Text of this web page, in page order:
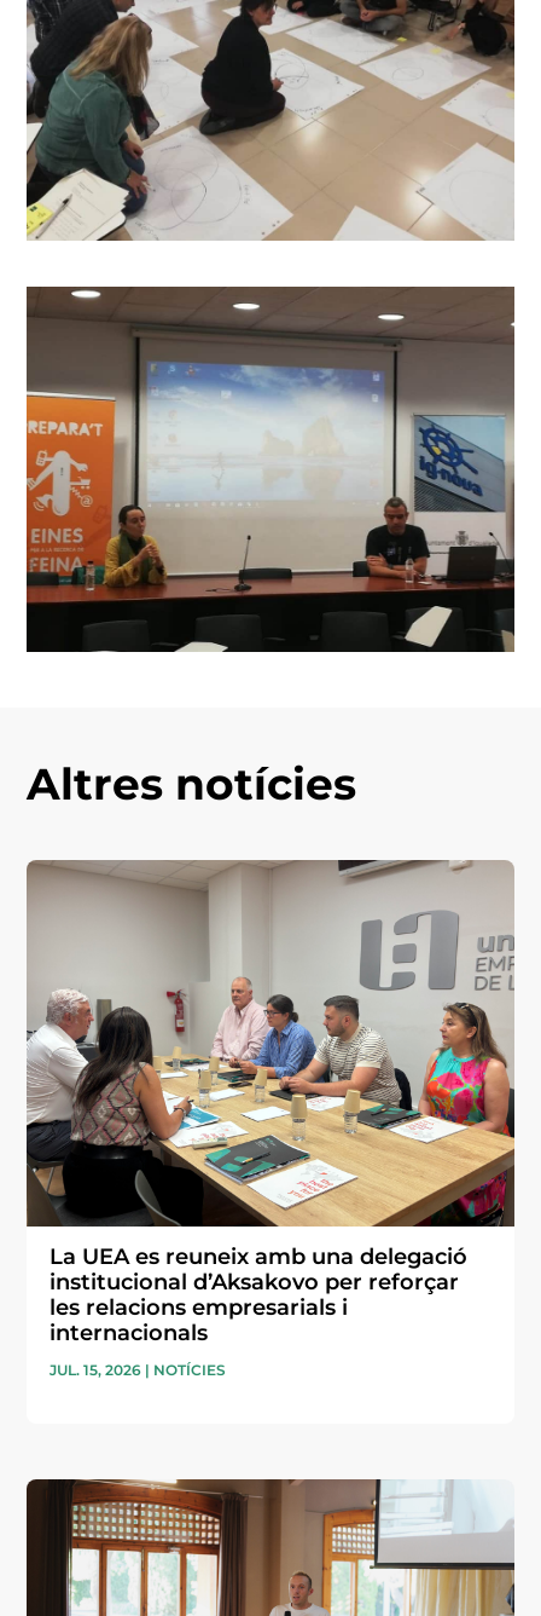
Altres notícies
La UEA es reuneix amb una delegació
institucional d’Aksakovo per reforçar
les relacions empresarials i
internacionals
JUL. 15, 2026 | NOTÍCIES